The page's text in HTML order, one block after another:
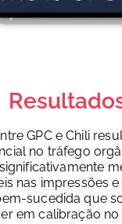
GPC e Chili
no tráfego
nas impressões
sucedida que
em calibração